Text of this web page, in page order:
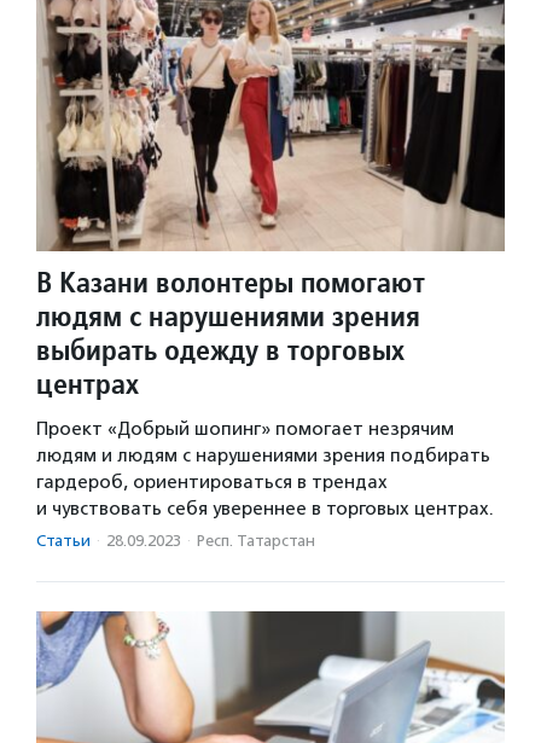
В Казани волонтеры помогают
людям с нарушениями зрения
выбирать одежду в торговых
центрах
Проект «Добрый шопинг» помогает незрячим
людям и людям с нарушениями зрения подбирать
гардероб, ориентироваться в трендах
и чувствовать себя увереннее в торговых центрах.
Статьи · 28.09.2023 · Респ. Татарстан